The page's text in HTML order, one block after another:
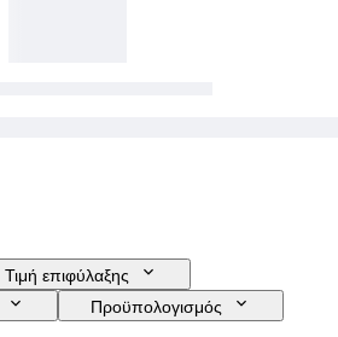
Τιμή επιφύλαξης
Προϋπολογισμός